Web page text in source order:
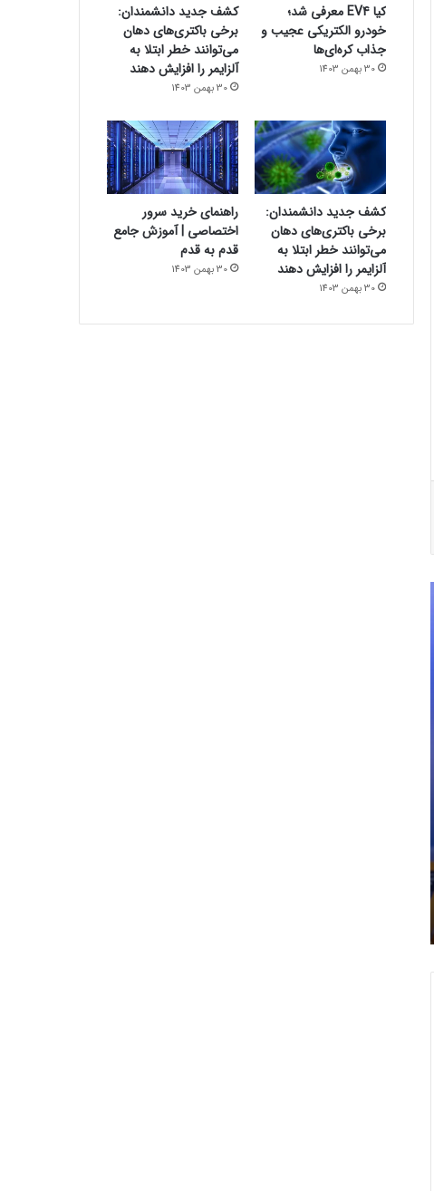
کیا EV4 معرفی شد؛
خودرو الکتریکی عجیب و
جذاب کره‌ای‌ها
30 بهمن 1403
کشف جدید دانشمندان:
برخی باکتری‌های دهان
می‌توانند خطر ابتلا به
آلزایمر را افزایش دهند
30 بهمن 1403
کشف جدید دانشمندان:
برخی باکتری‌های دهان
می‌توانند خطر ابتلا به
آلزایمر را افزایش دهند
30 بهمن 1403
راهنمای خرید سرور
اختصاصی | آموزش جامع
قدم به قدم
30 بهمن 1403